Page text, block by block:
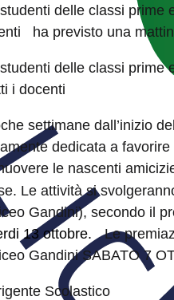
delle classi prime
ha previsto una
delle classi prime
i docenti
settimane dall’inizio
dedicata a
le nascenti
Le attività si
Gandini), secondo il
13 ottobre.
Le
Gandini SABATO 7
Scolastico